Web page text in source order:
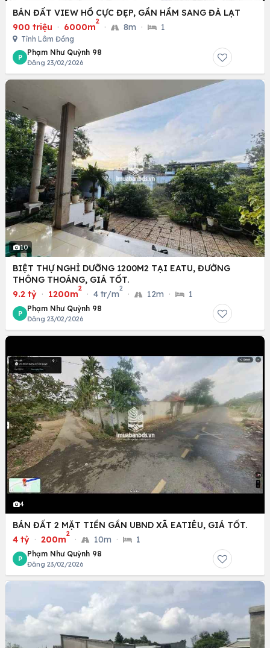
BÁN ĐẤT VIEW HỒ CỰC ĐẸP, GẦN HẦM SANG ĐÀ LẠT
900 triệu · 6000m
2
· 8m · 1
Tỉnh Lâm Đồng
P
Phạm Như Quỳnh 98
Đăng 23/02/2026
10
BIỆT THỰ NGHỈ DƯỠNG 1200M2 TẠI EATU, ĐƯỜNG
THÔNG THOÁNG, GIÁ TỐT.
9.2 tỷ · 1200m
2
· 4 tr/m
2
· 12m · 1
P
Phạm Như Quỳnh 98
Đăng 23/02/2026
4
BÁN ĐẤT 2 MẶT TIỀN GẦN UBND XÃ EATIÊU, GIÁ TỐT.
4 tỷ · 200m
2
· 10m · 1
P
Phạm Như Quỳnh 98
Đăng 23/02/2026